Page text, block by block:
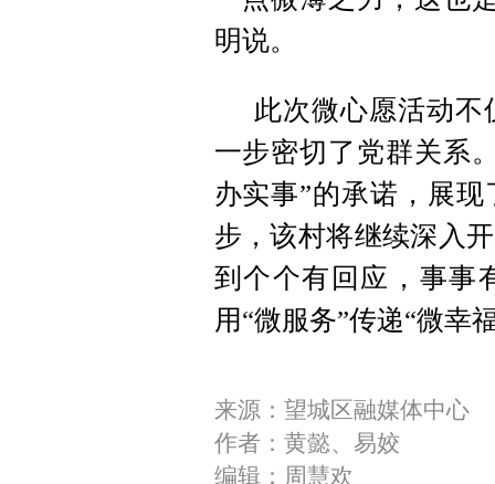
明说。
此次微心愿活动
一步密切了党群关系
办实事”的承诺，展
步，该村将继续深入
到个个有回应，事事
用“微服务”传递“微幸
来源：望城区融媒体中心
作者：黄懿、易姣
编辑：周慧欢